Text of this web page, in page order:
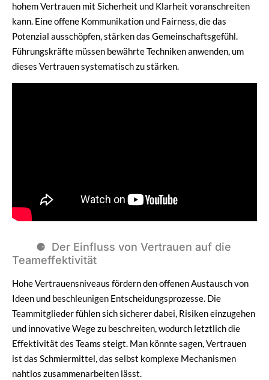
hohem Vertrauen mit Sicherheit und Klarheit voranschreiten
kann. Eine offene Kommunikation und Fairness, die das
Potenzial ausschöpfen, stärken das Gemeinschaftsgefühl.
Führungskräfte müssen bewährte Techniken anwenden, um
dieses Vertrauen systematisch zu stärken.
Der Einfluss von Vertrauen auf die
Teameffektivität
Hohe Vertrauensniveaus fördern den offenen Austausch von
Ideen und beschleunigen Entscheidungsprozesse. Die
Teammitglieder fühlen sich sicherer dabei, Risiken einzugehen
und innovative Wege zu beschreiten, wodurch letztlich die
Effektivität des Teams steigt. Man könnte sagen, Vertrauen
ist das Schmiermittel, das selbst komplexe Mechanismen
nahtlos zusammenarbeiten lässt.